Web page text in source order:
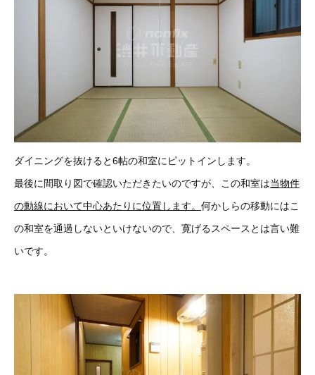
ダイニングを抜けると6帖の和室にピットインします。
最後に間取り図で確認いただきたいのですが、この和室は当物件
の動線において中心あたりに位置します。 何かしらの移動にはこ
の和室を通過しないといけないので、寛げるスペースとは言い難
いです。